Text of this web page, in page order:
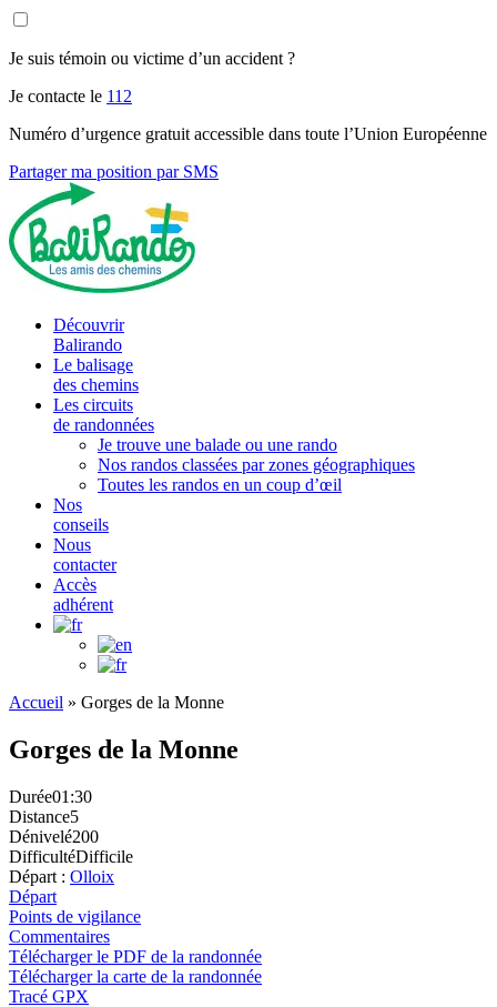
Je suis témoin ou victime d’un accident ?
Je contacte le 112
Numéro d’urgence gratuit accessible dans toute l’Union Européenne
Partager ma position par SMS
Découvrir
Balirando
Le balisage
des chemins
Les circuits
de randonnées
Je trouve une balade ou une rando
Nos randos classées par zones géographiques
Toutes les randos en un coup d’œil
Nos
conseils
Nous
contacter
Accès
adhérent
Accueil » Gorges de la Monne
Gorges de la Monne
Durée01:30
Distance5
Dénivelé200
DifficultéDifficile
Départ : Olloix
Départ
Points de vigilance
Commentaires
Télécharger le PDF de la randonnée
Télécharger la carte de la randonnée
Tracé GPX